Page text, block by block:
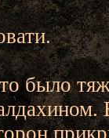
было